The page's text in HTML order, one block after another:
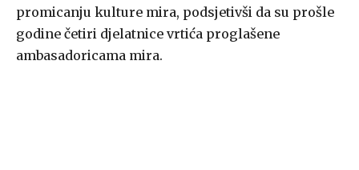
promicanju kulture mira, podsjetivši da su prošle
godine četiri djelatnice vrtića proglašene
ambasadoricama mira.